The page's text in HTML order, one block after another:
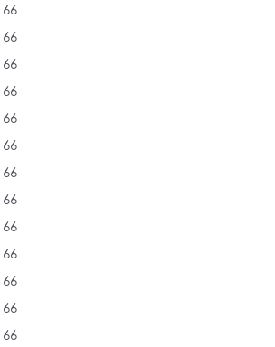
66
66
66
66
66
66
66
66
66
66
66
66
66